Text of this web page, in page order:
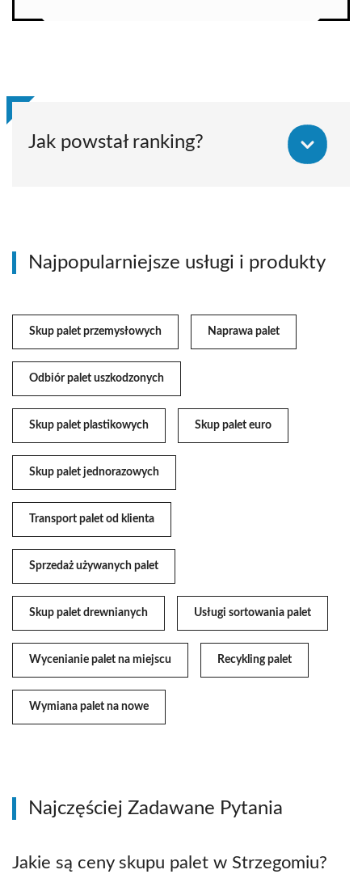
Jak powstał ranking?
Najpopularniejsze usługi i produkty
Skup palet przemysłowych Naprawa palet
Odbiór palet uszkodzonych
Skup palet plastikowych Skup palet euro
Skup palet jednorazowych
Transport palet od klienta
Sprzedaż używanych palet
Skup palet drewnianych Usługi sortowania palet
Wycenianie palet na miejscu Recykling palet
Wymiana palet na nowe
Najczęściej Zadawane Pytania
Jakie są ceny skupu palet w Strzegomiu?